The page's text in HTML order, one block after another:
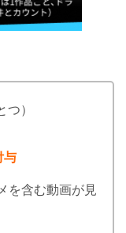
つ）
与
を含む動画が見